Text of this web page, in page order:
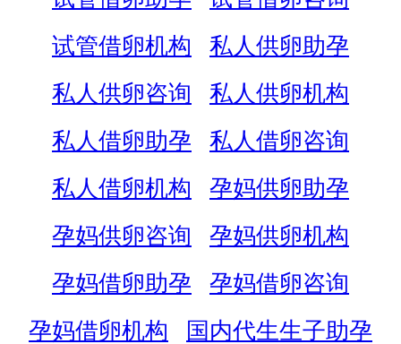
试管借卵机构
私人供卵助孕
私人供卵咨询
私人供卵机构
私人借卵助孕
私人借卵咨询
私人借卵机构
孕妈供卵助孕
孕妈供卵咨询
孕妈供卵机构
孕妈借卵助孕
孕妈借卵咨询
孕妈借卵机构
国内代生生子助孕